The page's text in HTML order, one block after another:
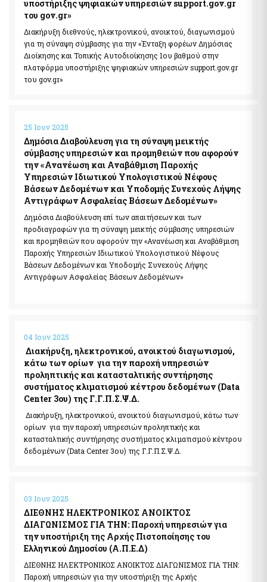
υποστήριξης ψηφιακών υπηρεσιών support.gov.gr
του gov.gr»
Διακήρυξη διεθνούς, ηλεκτρονικού, ανοικτού, διαγωνισμού
για τη σύναψη σύμβασης για την «Ένταξη φορέων Δημόσιας
Διοίκησης και Τοπικής Αυτοδιοίκησης 1ου βαθμού στην
πλατφόρμα υποστήριξης ψηφιακών υπηρεσιών support.gov.gr
του gov.gr»
25 Ιουν 2025
Δημόσια Διαβούλευση για τη σύναψη μεικτής
σύμβασης υπηρεσιών και προμηθειών που αφορούν
την «Ανανέωση και Αναβάθμιση Παροχής
Υπηρεσιών Ιδιωτικού Υπολογιστικού Νέφους
Βάσεων Δεδομένων και Υποδομής Συνεχούς Λήψης
Αντιγράφων Ασφαλείας Βάσεων Δεδομένων»
Δημόσια Διαβούλευση επί των απαιτήσεων και των
προδιαγραφών για τη σύναψη μεικτής σύμβασης υπηρεσιών
και προμηθειών που αφορούν την «Ανανέωση και Αναβάθμιση
Παροχής Υπηρεσιών Ιδιωτικού Υπολογιστικού Νέφους
Βάσεων Δεδομένων και Υποδομής Συνεχούς Λήψης
Αντιγράφων Ασφαλείας Βάσεων Δεδομένων»
04 Ιουν 2025
Διακήρυξη, ηλεκτρονικού, ανοικτού διαγωνισμού,
κάτω των ορίων για την παροχή υπηρεσιών
προληπτικής και κατασταλτικής συντήρησης
συστήματος κλιματισμού κέντρου δεδομένων (Data
Center 3ου) της Γ.Γ.Π.Σ.Ψ.Δ.
Διακήρυξη, ηλεκτρονικού, ανοικτού διαγωνισμού, κάτω των
ορίων για την παροχή υπηρεσιών προληπτικής και
κατασταλτικής συντήρησης συστήματος κλιματισμού κέντρου
δεδομένων (Data Center 3ου) της Γ.Γ.Π.Σ.Ψ.Δ.
03 Ιουν 2025
ΔΙΕΘΝΗΣ ΗΛΕΚΤΡΟΝΙΚΟΣ ΑΝΟΙΚΤΟΣ
ΔΙΑΓΩΝΙΣΜΟΣ ΓΙΑ ΤΗΝ: Παροχή υπηρεσιών για
την υποστήριξη της Αρχής Πιστοποίησης του
Ελληνικού Δημοσίου (Α.Π.Ε.Δ)
ΔΙΕΘΝΗΣ ΗΛΕΚΤΡΟΝΙΚΟΣ ΑΝΟΙΚΤΟΣ ΔΙΑΓΩΝΙΣΜΟΣ ΓΙΑ ΤΗΝ:
Παροχή υπηρεσιών για την υποστήριξη της Αρχής